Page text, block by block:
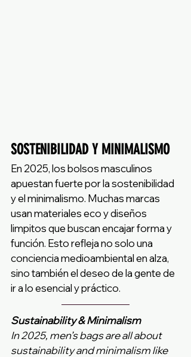
SOSTENIBILIDAD Y MINIMALISMO
En 2025, los bolsos masculinos
apuestan fuerte por la sostenibilidad
y el minimalismo. Muchas marcas
usan materiales eco y diseños
limpitos que buscan encajar forma y
función. Esto refleja no solo una
conciencia medioambiental en alza,
sino también el deseo de la gente de
ir a lo esencial y práctico.
Sustainability & Minimalism
In 2025, men’s bags are all about
sustainability and minimalism like